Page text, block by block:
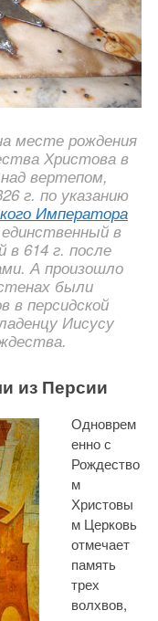
месте рождения
Христова в
вертепом,
г. по указанию
Императора
в
в 614 г. после
А произошло
были
в персидской
Иисусу
из Персии
Одноврем
енно с
Рождество
м
Христовы
м Церковь
отмечает
память
трех
волхвов,